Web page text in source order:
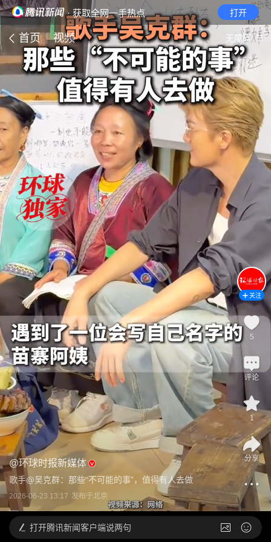
· 获取全网一手热点 打开
首页 视频 无障碍
@环球时报新媒体
歌手@吴克群：那些“不可能的事”，值得有人去做
2026-06-23 13:17 发布于北京
关注
5
评论
1
分享
打开腾讯新闻客户端说两句